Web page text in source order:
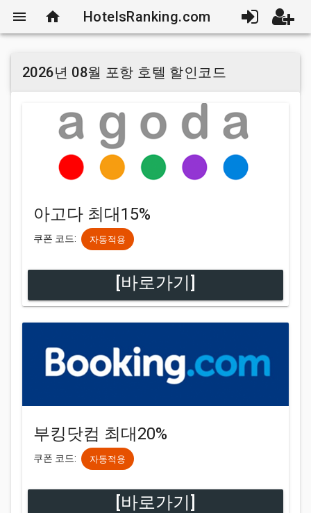
menu home HotelsRanking.com
2026년 08월 포항 호텔 할인코드
아고다 최대15%
쿠폰 코드: 자동적용
[바로가기]
부킹닷컴 최대20%
쿠폰 코드: 자동적용
[바로가기]